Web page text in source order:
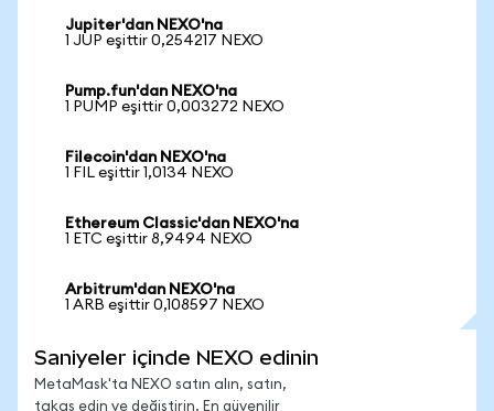
Jupiter'dan NEXO'na
1 JUP eşittir 0,254217 NEXO
Pump.fun'dan NEXO'na
1 PUMP eşittir 0,003272 NEXO
Filecoin'dan NEXO'na
1 FIL eşittir 1,0134 NEXO
Ethereum Classic'dan NEXO'na
1 ETC eşittir 8,9494 NEXO
Arbitrum'dan NEXO'na
1 ARB eşittir 0,108597 NEXO
Saniyeler içinde NEXO edinin
MetaMask'ta NEXO satın alın, satın,
takas edin ve değiştirin. En güvenilir